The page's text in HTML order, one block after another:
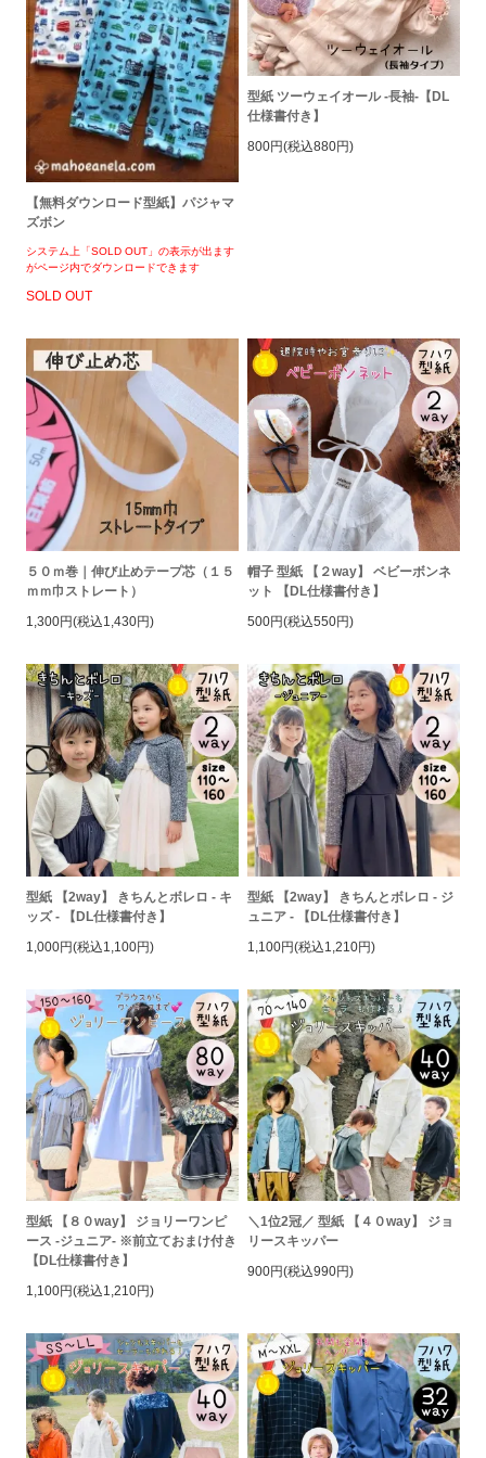
【無料ダウンロード型紙】パジャマ
ズボン
システム上「SOLD OUT」の表示が出ます
がページ内でダウンロードできます
SOLD OUT
型紙 ツーウェイオール -長袖-【DL
仕様書付き】
800円(税込880円)
５０ｍ巻｜伸び止めテープ芯（１５
ｍｍ巾ストレート）
1,300円(税込1,430円)
帽子 型紙 【２way】 ベビーボンネ
ット 【DL仕様書付き】
500円(税込550円)
型紙 【2way】 きちんとボレロ - キ
ッズ - 【DL仕様書付き】
1,000円(税込1,100円)
型紙 【2way】 きちんとボレロ - ジ
ュニア - 【DL仕様書付き】
1,100円(税込1,210円)
型紙 【８０way】 ジョリーワンピ
ース -ジュニア- ※前立ておまけ付き
【DL仕様書付き】
1,100円(税込1,210円)
＼1位2冠／ 型紙 【４０way】 ジョ
リースキッパー
900円(税込990円)